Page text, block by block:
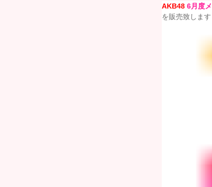
AKB48 6月度メ
を販売致します